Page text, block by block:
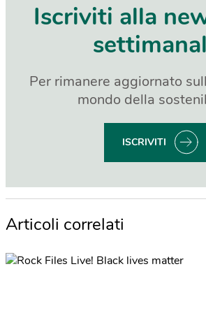
Iscriviti alla
Per rimanere aggiornato
mondo della
ISCRIVITI
Articoli correlati